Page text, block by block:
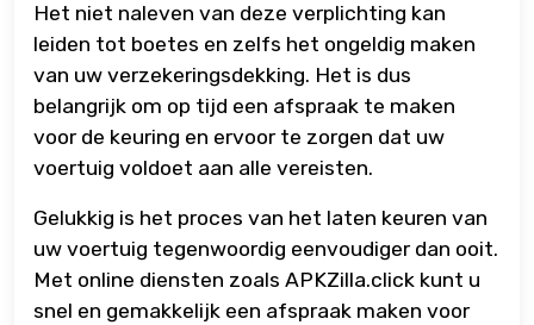
Het niet naleven van deze verplichting kan
leiden tot boetes en zelfs het ongeldig maken
van uw verzekeringsdekking. Het is dus
belangrijk om op tijd een afspraak te maken
voor de keuring en ervoor te zorgen dat uw
voertuig voldoet aan alle vereisten.
Gelukkig is het proces van het laten keuren van
uw voertuig tegenwoordig eenvoudiger dan ooit.
Met online diensten zoals APKZilla.click kunt u
snel en gemakkelijk een afspraak maken voor